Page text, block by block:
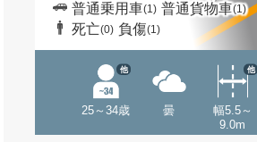
普通乗用車(1) 普通貨物車(1)
死亡(0) 負傷(1)
25～34歳
他
曇
幅5.5～
9.0m
他